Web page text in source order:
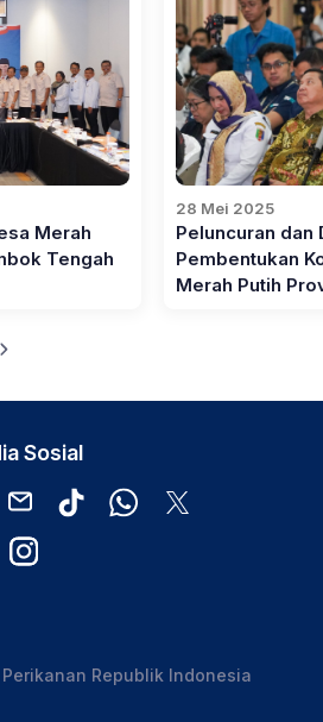
Merah
Tengah
28 Mei 2025
Peluncuran dan
Pembentukan
Merah Putih
Sosial
Republik Indonesia